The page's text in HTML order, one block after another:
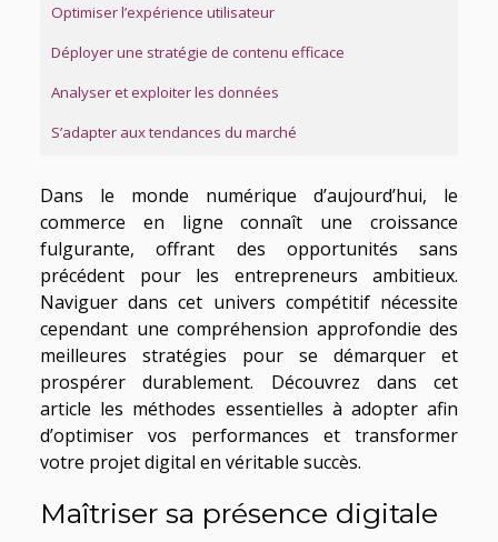
Optimiser l’expérience utilisateur
Déployer une stratégie de contenu efficace
Analyser et exploiter les données
S’adapter aux tendances du marché
Dans le monde numérique d’aujourd’hui, le
commerce en ligne connaît une croissance
fulgurante, offrant des opportunités sans
précédent pour les entrepreneurs ambitieux.
Naviguer dans cet univers compétitif nécessite
cependant une compréhension approfondie des
meilleures stratégies pour se démarquer et
prospérer durablement. Découvrez dans cet
article les méthodes essentielles à adopter afin
d’optimiser vos performances et transformer
votre projet digital en véritable succès.
Maîtriser sa présence digitale